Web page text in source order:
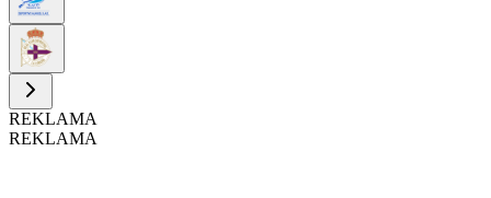
REKLAMA
REKLAMA